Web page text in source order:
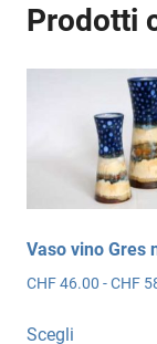
Prodotti
Vaso vino Gres
CHF46.00 -CHF
Scegli